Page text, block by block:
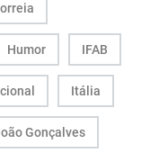
Humor IFAB
Itália
Gonçalves